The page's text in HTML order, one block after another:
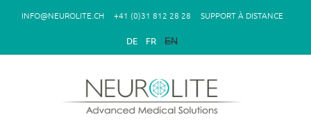
INFO@NEUROLITE.CH +41 (0)31 812 28 28 SUPPORT À DISTANCE
DE FR EN